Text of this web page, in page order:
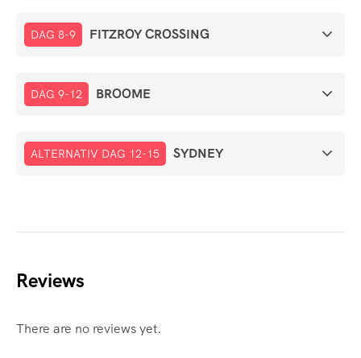
DAG 8-9 FITZROY CROSSING
DAG 9-12 BROOME
ALTERNATIV DAG 12-15 SYDNEY
Reviews
There are no reviews yet.